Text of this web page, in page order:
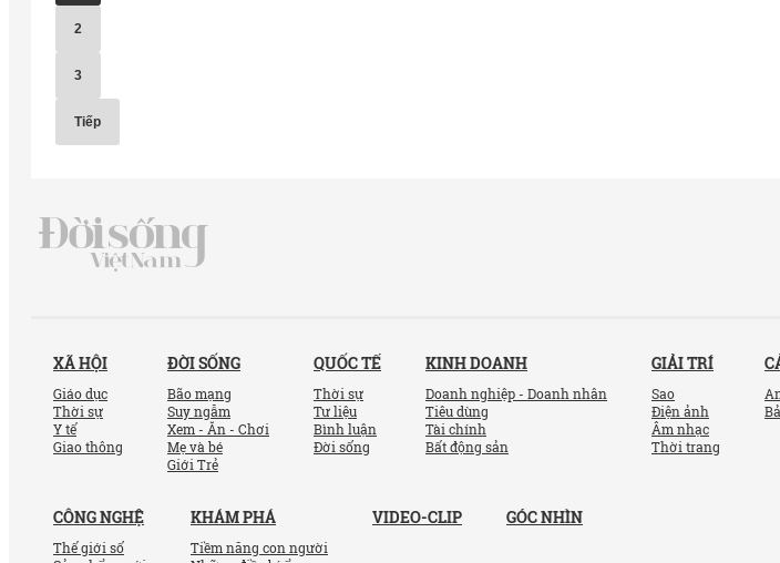
2
3
Tiếp
XÃ HỘI
Giáo dục
Thời sự
Y tế
Giao thông
ĐỜI SỐNG
Bão mạng
Suy ngẫm
Xem - Ăn - Chơi
Mẹ và bé
Giới Trẻ
QUỐC TẾ
Thời sự
Tư liệu
Bình luận
Đời sống
KINH DOANH
Doanh nghiệp - Doanh nhân
Tiêu dùng
Tài chính
Bất động sản
GIẢI TRÍ
Sao
Điện ảnh
Âm nhạc
Thời trang
CÔNG NGHỆ
Thế giới số
KHÁM PHÁ
Tiềm năng con người
VIDEO-CLIP GÓC NHÌN